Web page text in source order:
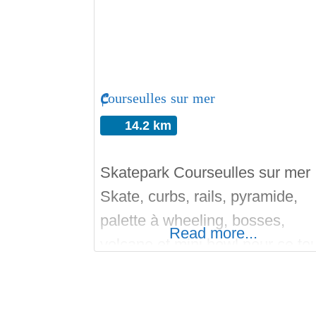
Courseulles sur mer
14.2 km
Skatepark Courseulles sur mer
Skate, curbs, rails, pyramide,
palette à wheeling, bosses,
volcano et mini bowl pour ce tout
Read more...